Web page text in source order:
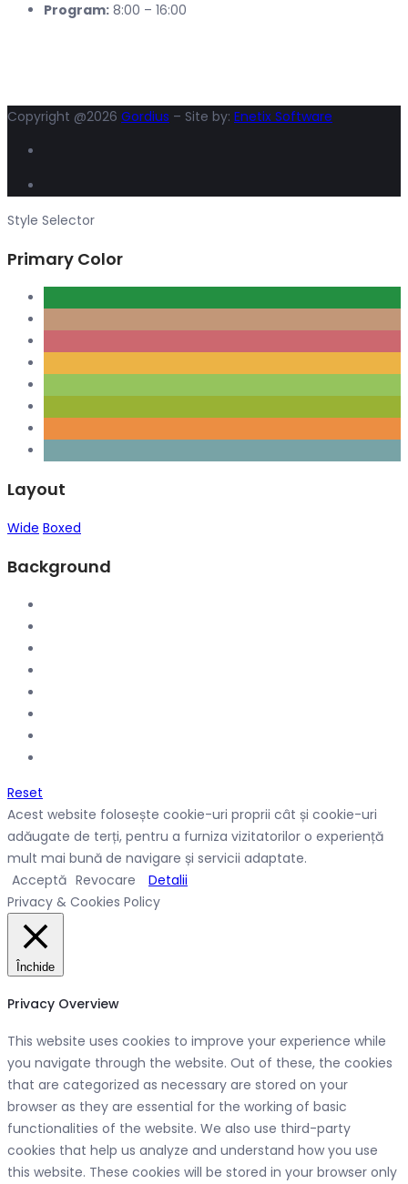
Program: 8:00 – 16:00
Copyright @2026 Gordius – Site by: Enetix Software
Style Selector
Primary Color
Layout
Wide Boxed
Background
Reset
Acest website folosește cookie-uri proprii cât și cookie-uri
adăugate de terți, pentru a furniza vizitatorilor o experiență
mult mai bună de navigare și servicii adaptate.
Acceptă Revocare
Detalii
Privacy & Cookies Policy
Închide
Privacy Overview
This website uses cookies to improve your experience while
you navigate through the website. Out of these, the cookies
that are categorized as necessary are stored on your
browser as they are essential for the working of basic
functionalities of the website. We also use third-party
cookies that help us analyze and understand how you use
this website. These cookies will be stored in your browser only